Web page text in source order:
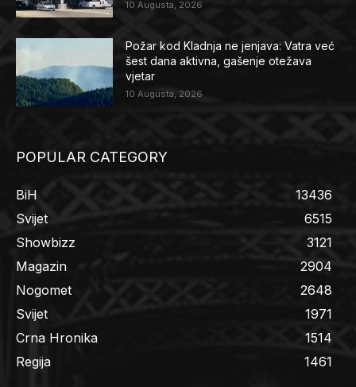
10 Augusta, 2026
Požar kod Kladnja ne jenjava: Vatra već
šest dana aktivna, gašenje otežava
vjetar
10 Augusta, 2026
POPULAR CATEGORY
BiH
13436
Svijet
6515
Showbizz
3121
Magazin
2904
Nogomet
2648
Svijet
1971
Crna Hronika
1514
Regija
1461